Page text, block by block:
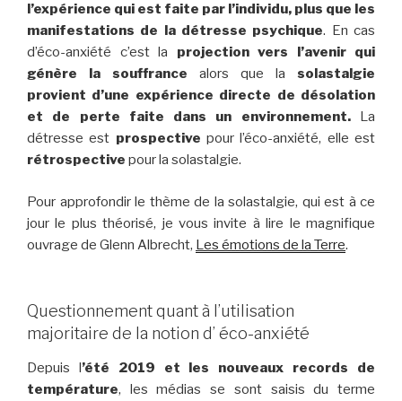
l’expérience qui est faite par l’individu, plus que les
manifestations de la détresse psychique. En cas
d’éco-anxiété c’est la projection vers l’avenir qui
génère la souffrance alors que la solastalgie
provient d’une expérience directe de désolation
et de perte faite dans un environnement.La
détresse est prospective pour l’éco-anxiété, elle est
rétrospective pour la solastalgie.
Pour approfondir le thème de la solastalgie, qui est à ce
jour le plus théorisé, je vous invite à lire le magnifique
ouvrage de Glenn Albrecht, Les émotions de la Terre.
Questionnement quant à l’utilisation
majoritaire de la notion d’ éco-anxiété
Depuis l’été 2019 et les nouveaux records de
température, les médias se sont saisis du terme